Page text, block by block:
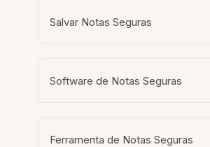
Salvar Notas Seguras
Software de Notas Seguras
Ferramenta de Notas Seguras